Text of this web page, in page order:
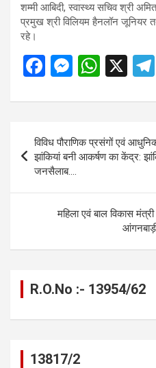
शम्मी आबिदी, स्वास्थ्य सचिव श्री
प्रमुख श्री विलियम हैनलॉन जूनियर
रहे।
F
ce
b
o
o
k
M
se
n
g
er
W
at
s
A
p
X
navigation
विविध पौराणिक प्रसंगों एवं
झांकियां बनी आकर्षण का केंद्र:
जनसैलाब….
महिला एवं बाल विकास
R.O.No :- 13954/62
13817/2